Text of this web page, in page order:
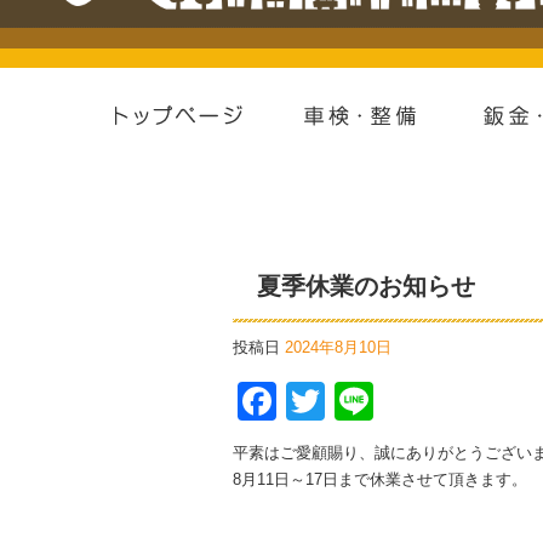
夏季休業のお知らせ
投稿日 2024年8月10日
Facebook
Twitter
平素はご愛顧賜り、誠にありがとうござい
8月11日～17日まで休業させて頂きます。